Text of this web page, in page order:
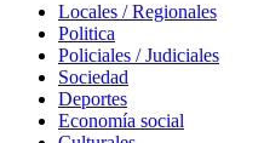
Locales / Regionales
Politica
Policiales / Judiciales
Sociedad
Deportes
Economía social